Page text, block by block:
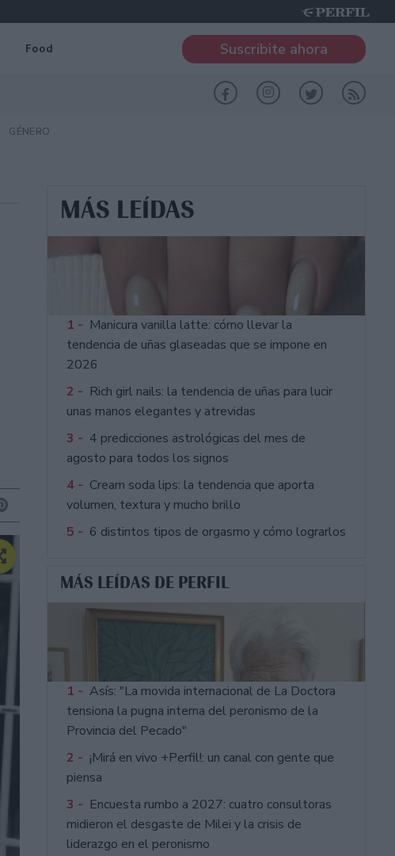
Food Suscribite ahora
GÉNERO
MÁS LEÍDAS
1 - Manicura vanilla latte: cómo llevar la
tendencia de uñas glaseadas que se impone en
2026
2 - Rich girl nails: la tendencia de uñas para lucir
unas manos elegantes y atrevidas
3 - 4 predicciones astrológicas del mes de
agosto para todos los signos
4 - Cream soda lips: la tendencia que aporta
volumen, textura y mucho brillo
5 - 6 distintos tipos de orgasmo y cómo lograrlos
MÁS LEÍDAS DE PERFIL
1 - Asís: "La movida internacional de La Doctora
tensiona la pugna interna del peronismo de la
Provincia del Pecado"
2 - ¡Mirá en vivo +Perfil!: un canal con gente que
piensa
3 - Encuesta rumbo a 2027: cuatro consultoras
midieron el desgaste de Milei y la crisis de
liderazgo en el peronismo